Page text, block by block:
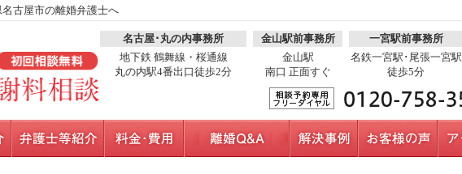
古屋市の離婚弁護士へ
名古屋･丸の内事務所
地下鉄 鶴舞線・桜通線
丸の内駅4番出口徒歩2分
金山駅前事務所
金山駅
南口 正面すぐ
一宮駅前事務所
名鉄一宮駅･尾張一宮駅
徒歩5分